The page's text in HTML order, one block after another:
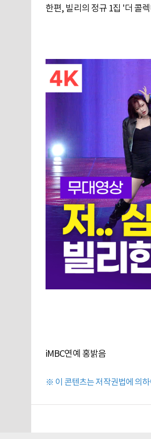
한편, 빌리의 정규 1집 '더 콜
iMBC연예 홍밝음
※ 이 콘텐츠는 저작권법에 의